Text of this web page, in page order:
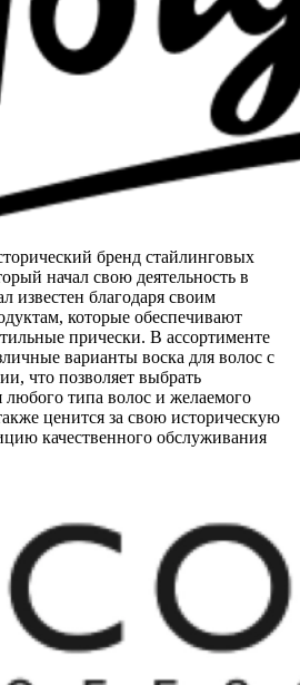
бренд стайлинговых
начал свою деятельность в
благодаря своим
которые обеспечивают
прически. В ассортименте
варианты воска для волос с
что позволяет выбрать
типа волос и желаемого
ценится за свою историческую
качественного обслуживания